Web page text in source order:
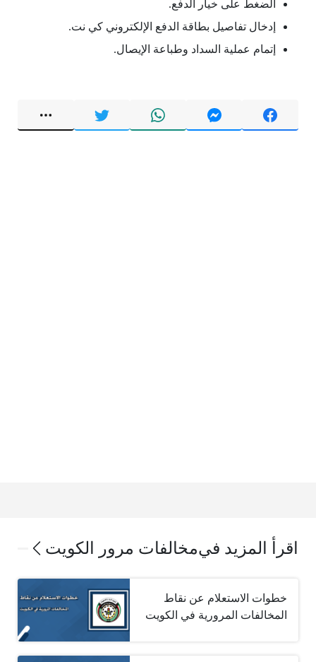
الضغط على خيار الدفع.
إدخال تفاصيل بطاقة الدفع الإلكتروني كي نت.
إتمام عملية السداد وطباعة الإيصال.
اقرأ المزيد فيمخالفات مرور الكويت
خطوات الاستعلام عن نقاط
المخالفات المرورية في الكويت